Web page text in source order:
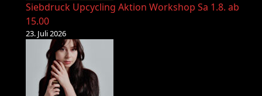
Siebdruck Upcycling Aktion Workshop Sa 1.8. ab
15.00
23. Juli 2026